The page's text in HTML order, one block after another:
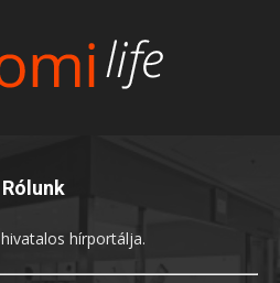
Rólunk
hivatalos hírportálja.